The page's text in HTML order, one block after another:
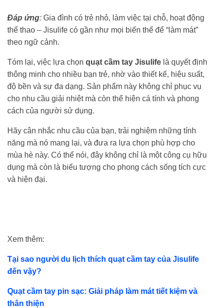
Đáp ứng: Gia đình có trẻ nhỏ, làm việc tại chỗ, hoạt động
thể thao – Jisulife có gần như mọi biến thể để “làm mát”
theo ngữ cảnh.
Tóm lại, việc lựa chọn quạt cầm tay Jisulife là quyết định
thông minh cho nhiều bạn trẻ, nhờ vào thiết kế, hiệu suất,
độ bền và sự đa dạng. Sản phẩm này không chỉ phục vụ
cho nhu cầu giải nhiệt mà còn thể hiện cá tính và phong
cách của người sử dụng.
Hãy cân nhắc nhu cầu của bạn, trải nghiệm những tính
năng mà nó mang lại, và đưa ra lựa chọn phù hợp cho
mùa hè này. Có thể nói, đây không chỉ là một công cụ hữu
dụng mà còn là biểu tượng cho phong cách sống tích cực
và hiện đại.
Xem thêm:
Tại sao người du lịch thích quạt cầm tay của Jisulife
đến vậy?
Quạt cầm tay pin sạc: Giải pháp làm mát tiết kiệm và
thân thiện